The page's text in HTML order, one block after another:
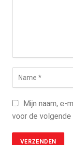
Mijn naam, e-
voor de